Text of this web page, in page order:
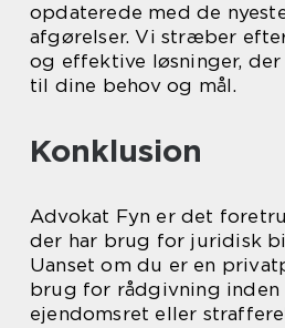
opdaterede med de
afgørelser. Vi stræber
og effektive løsninger,
til dine behov og mål.
Konklusion
Advokat Fyn er det
der har brug for juridisk
Uanset om du er en
brug for rådgivning
ejendomsret eller